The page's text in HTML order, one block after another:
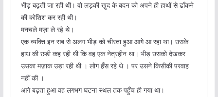
भीड़ बढ़ती जा रही थी। वो लड़की खुद के बदन को अपने ही हाथों से ढाँकने
की कोशिश कर रही थी।
मनचले मज़ा ले रहे थे।
एक व्यक्ति इन सब से अलग भीड़ को चीरता हुआ आगे आ रहा था। उसके
हाथ की छड़ी कह रही थी कि वह एक नेत्रहीन था। भीड़ उसको देखकर
उसका मज़ाक उड़ा रही थी । लोग हँस रहे थे । पर उसने किसीकी परवाह
नहीं की ।
आगे बढ़ता हुआ वह लगभग घटना स्थल तक पहुँच ही गया था।